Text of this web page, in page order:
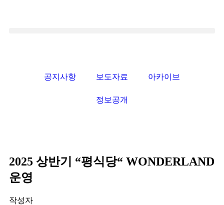
공지사항 보도자료 아카이브
정보공개
2025 상반기 “평식당“ WONDERLAND
운영
작성자